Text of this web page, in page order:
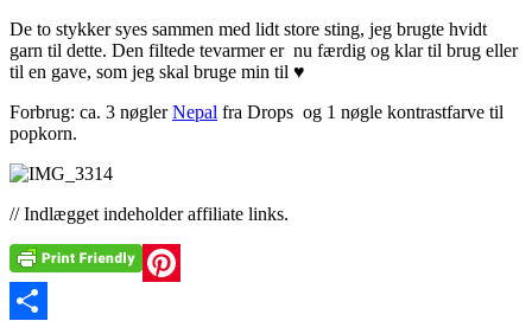
De to stykker syes sammen med lidt store sting, jeg brugte hvidt
garn til dette. Den filtede tevarmer er nu færdig og klar til brug eller
til en gave, som jeg skal bruge min til ♥
Forbrug: ca. 3 nøglerNepal fra Drops og 1 nøgle kontrastfarve til
popkorn.
// Indlægget indeholder affiliate links.
Pinterest